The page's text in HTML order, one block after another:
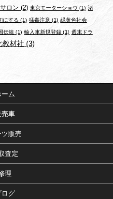
ロン (2) 東京モーターショウ (1) 渚
にする (1) 猛毒注意 (1) 緑黄色社会
伝統 (1) 輸入車新規登録(1) 週末ドラ
教材社 (3)
ーム
売車
販売
査定
理
ログ